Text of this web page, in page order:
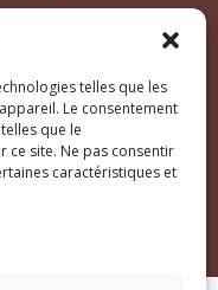
telles que les
Le consentement
que le
ce site. Ne pas consentir
caractéristiques et